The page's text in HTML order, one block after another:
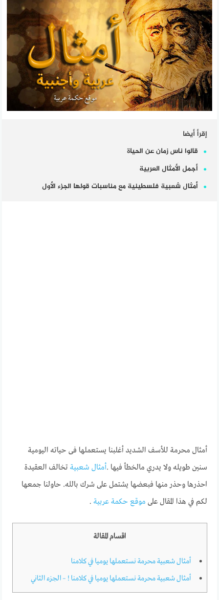
إقرأ أيضا
قالوا ناس زمان عن الحياة
أجمل الأمثال العربية
أمثال شعبية فلسطينية مع مناسبات قولها الجزء الأول
أمثال محرمة للأسف الشديد أغلبنا يستعملها فى حياته اليومية
سنين طويله ولا يدري مالخطأ فيها .أمثال شعبية تخالف العقيدة
احذرها وحذر منها فبعضها يشتمل على شرك بالله. حاولنا جمعها
لكم في هذا المقال على موقع حكمة عربية .
اقسام المقالة
أمثال شعبية محرمة نستعملها يوميا في كلامنا
أمثال شعبية محرمة نستعملها يوميا في كلامنا ! – الجزء الثاني